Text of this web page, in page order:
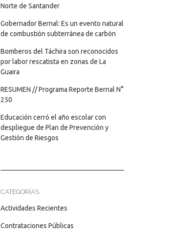
Norte de Santander
Gobernador Bernal: Es un evento natural
de combustión subterránea de carbón
Bomberos del Táchira son reconocidos
por labor rescatista en zonas de La
Guaira
RESUMEN // Programa Reporte Bernal N°
250
Educación cerró el año escolar con
despliegue de Plan de Prevención y
Gestión de Riesgos
CATEGORÍAS
Actividades Recientes
Contrataciones Públicas